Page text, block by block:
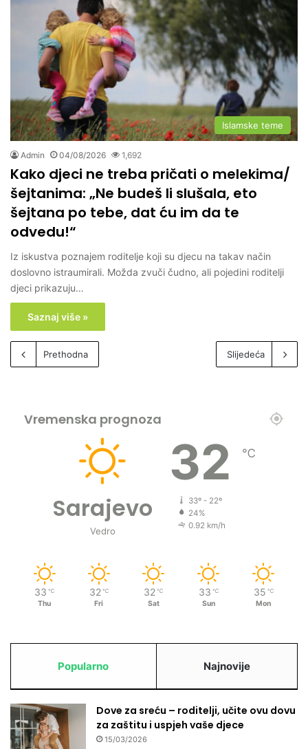
Islamske teme
Admin 04/08/2026 1,692
Kako djeci ne treba pričati o melekima/
šejtanima: „Ne budeš li slušala, eto
šejtana po tebe, dat ću im da te
odvedu!“
Iz iskustva poznajem roditelje koji su djecu na takav način
doslovno istraumirali. Možda zvuči čudno, ali pojedini roditelji
djeci prikazuju…
Saznaj više »
Prethodna Slijedeća
Vremenska prognoza
Sarajevo
Vedro
32 ℃
33º - 22º
24%
0.92 km/h
33 ℃
Thu
32 ℃
Fri
32 ℃
Sat
33 ℃
Sun
35 ℃
Mon
Popularno Najnovije
Dove za sreću – roditelji, učite ovu dovu
za zaštitu i uspjeh vaše djece
15/03/2026